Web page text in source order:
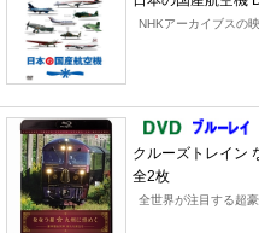
NHKアーカイブスの
クルーズトレイン
全2枚
全世界が注目する超